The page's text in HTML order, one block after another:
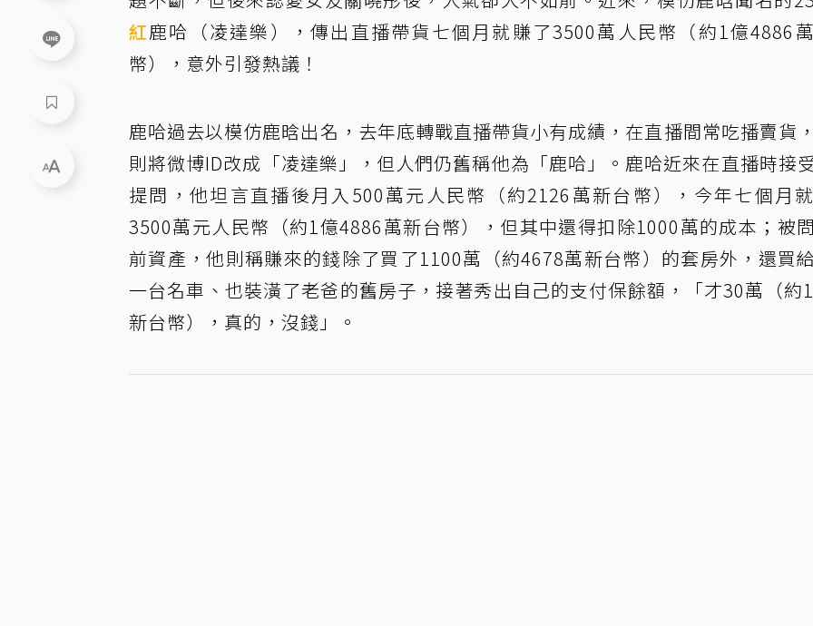
紅鹿哈（凌達樂），傳出直播帶貨七個月就賺了3500萬人民幣（約1億4886
幣），意外引發熱議！
鹿哈過去以模仿鹿晗出名，去年底轉戰直播帶貨小有成績，在直播間常吃播賣貨
則將微博ID改成「凌達樂」，但人們仍舊稱他為「鹿哈」。鹿哈近來在直播時接
提問，他坦言直播後月入500萬元人民幣（約2126萬新台幣），今年七個月
3500萬元人民幣（約1億4886萬新台幣），但其中還得扣除1000萬的成本；被
前資產，他則稱賺來的錢除了買了1100萬（約4678萬新台幣）的套房外，還買
一台名車、也裝潢了老爸的舊房子，接著秀出自己的支付保餘額，「才30萬（約
新台幣），真的，沒錢」。